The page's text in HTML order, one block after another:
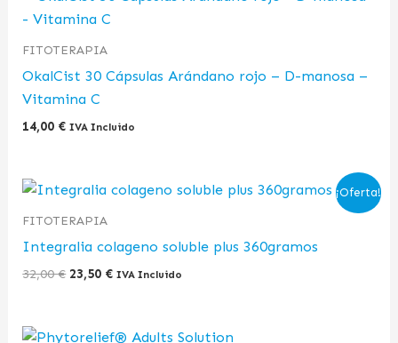
FITOTERAPIA
OkalCist 30 Cápsulas Arándano rojo – D-manosa –
Vitamina C
14,00 € IVA Incluido
¡Oferta!
FITOTERAPIA
Integralia colageno soluble plus 360gramos
32,00€
El
precio
original
32,00 €.
23,50 €
El
precio
23,50 €.
IVA Incluido